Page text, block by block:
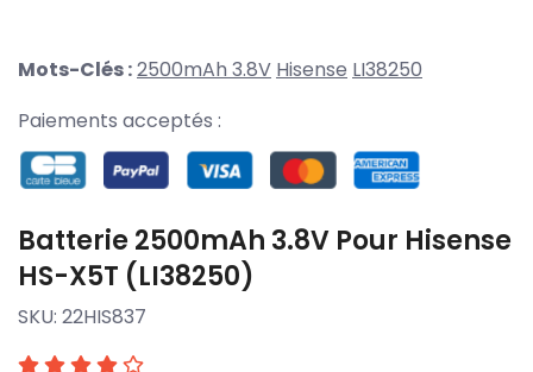
Mots-Clés :2500mAh 3.8V Hisense LI38250
Paiements acceptés :
Batterie 2500mAh 3.8V Pour Hisense
HS-X5T (LI38250)
SKU: 22HIS837